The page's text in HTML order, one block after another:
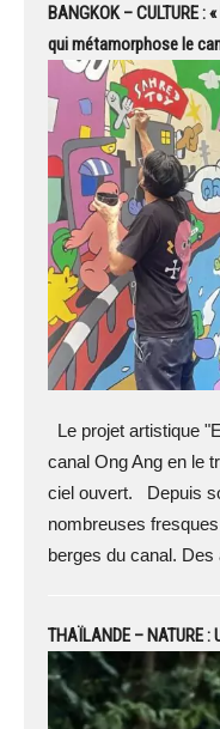
BANGKOK – CULTURE
qui métamorphose le
Le projet artistique
canal Ong Ang en le
ciel ouvert. Depuis
nombreuses
berges du canal.
THAÏLANDE – NATURE